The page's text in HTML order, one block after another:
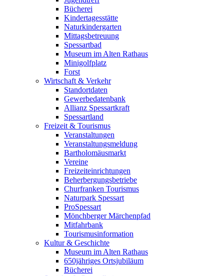
Bücherei
Kindertagesstätte
Naturkindergarten
Mittagsbetreuung
Spessartbad
Museum im Alten Rathaus
Minigolfplatz
Forst
Wirtschaft & Verkehr
Standortdaten
Gewerbedatenbank
Allianz Spessartkraft
Spessartland
Freizeit & Tourismus
Veranstaltungen
Veranstaltungsmeldung
Bartholomäusmarkt
Vereine
Freizeiteinrichtungen
Beherbergungsbetriebe
Churfranken Tourismus
Naturpark Spessart
ProSpessart
Mönchberger Märchenpfad
Mitfahrbank
Tourismusinformation
Kultur & Geschichte
Museum im Alten Rathaus
650jähriges Ortsjubiläum
Bücherei